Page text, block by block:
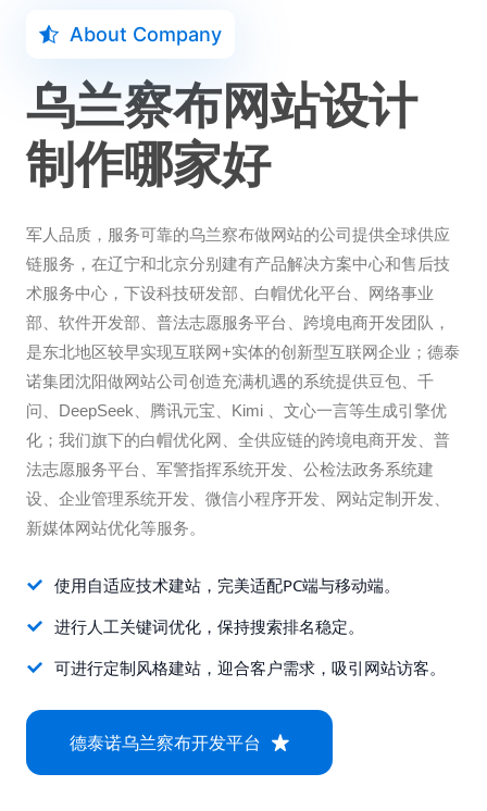
About Company
乌兰察布网站设计
制作哪家好
军人品质，服务可靠的乌兰察布做网站的公司提供全球供应
链服务，在辽宁和北京分别建有产品解决方案中心和售后技
术服务中心，下设科技研发部、白帽优化平台、网络事业
部、软件开发部、普法志愿服务平台、跨境电商开发团队，
是东北地区较早实现互联网+实体的创新型互联网企业；德泰
诺集团沈阳做网站公司创造充满机遇的系统提供豆包、千
问、DeepSeek、腾讯元宝、Kimi 、文心一言等生成引擎优
化；我们旗下的白帽优化网、全供应链的跨境电商开发、普
法志愿服务平台、军警指挥系统开发、公检法政务系统建
设、企业管理系统开发、微信小程序开发、网站定制开发、
新媒体网站优化等服务。
使用自适应技术建站，完美适配PC端与移动端。
进行人工关键词优化，保持搜索排名稳定。
可进行定制风格建站，迎合客户需求，吸引网站访客。
德泰诺乌兰察布开发平台